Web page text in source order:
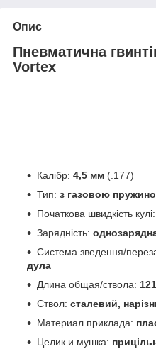
Опис
Пневматична
Vortex
Калібр: 4,5 мм (.177)
Тип: з газовою
Початкова швидкість кулі:
Зарядність:
Система зведення/
дула
Длина общая/ствола:
Ствол: сталевий,
Материал приклада:
Целик и мушка: